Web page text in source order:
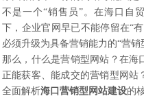
不是一个“销售员”。在海口自
下，企业官网早已不能停留在“
必须升级为具备营销能力的“营销
那么，什么是营销型网站？在海
正能获客、能成交的营销型网站
全面解析海口营销型网站建设的